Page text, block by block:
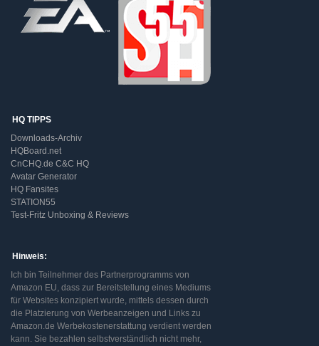
HQ TIPPS
Downloads-Archiv
HQBoard.net
CnCHQ.de C&C HQ
Avatar Generator
HQ Fansites
STATION55
Test-Fritz Unboxing & Reviews
Hinweis:
Ich bin Teilnehmer des Partnerprogramms von
Amazon EU, dass zur Bereitstellung eines Mediums
für Websites konzipiert wurde, mittels dessen durch
die Platzierung von Werbeanzeigen und Links zu
Amazon.de Werbekostenerstattung verdient werden
kann. Sie bezahlen selbstverständlich nicht mehr,